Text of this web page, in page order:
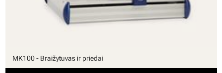
MK100 - Braižytuvas ir priedai